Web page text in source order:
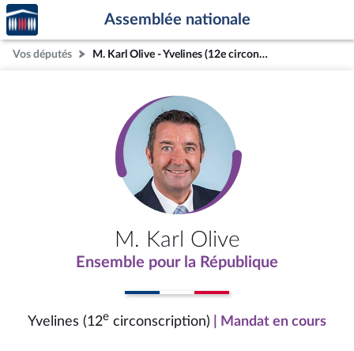
Aller au contenu
Aller en bas de la page
Accèder
à la
page
d'accueil
Assemblée nationale
Vos députés M. Karl Olive - Yvelines (12e circonscription)
M. Karl Olive
Ensemble pour la République
Yvelines (12e circonscription) | Mandat en cours